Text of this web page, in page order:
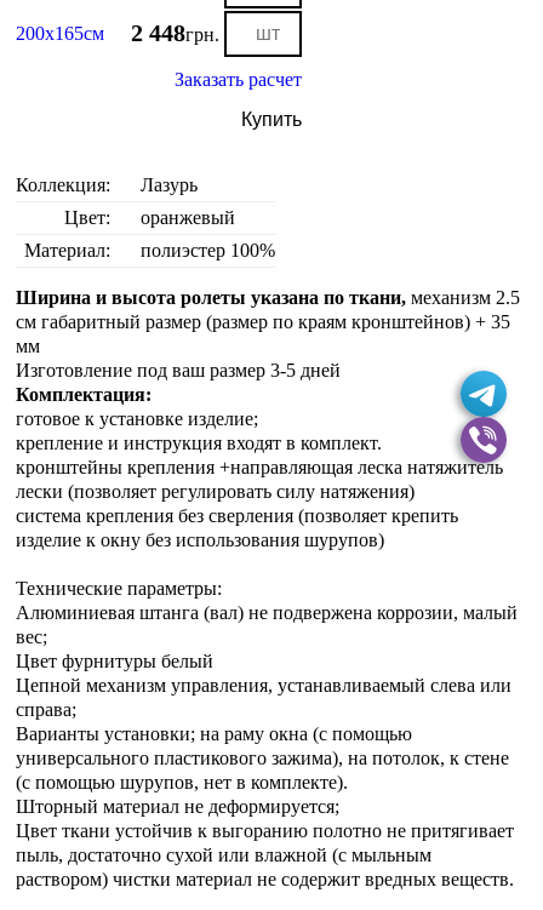
200х165см 2 448грн.
Заказать расчет
Купить
Коллекция:
Лазурь
Цвет:
оранжевый
Материал:
полиэстер 100%
Ширина и высота ролеты указана по ткани,механизм 2.5
см габаритный размер (размер по краям кронштейнов) + 35
мм
Изготовление под ваш размер 3-5 дней
Комплектация:
готовое к установке изделие;
крепление и инструкция входят в комплект.
кронштейны крепления +направляющая леска натяжитель
лески (позволяет регулировать силу натяжения)
система крепления без сверления (позволяет крепить
изделие к окну без использования шурупов)
Технические параметры:
Алюминиевая штанга (вал) не подвержена коррозии, малый
вес;
Цвет фурнитуры белый
Цепной механизм управления, устанавливаемый слева или
справа;
Варианты установки; на раму окна (с помощью
универсального пластикового зажима), на потолок, к стене
(с помощью шурупов, нет в комплекте).
Шторный материал не деформируется;
Цвет ткани устойчив к выгоранию полотно не притягивает
пыль, достаточно сухой или влажной (с мыльным
раствором) чистки материал не содержит вредных веществ.